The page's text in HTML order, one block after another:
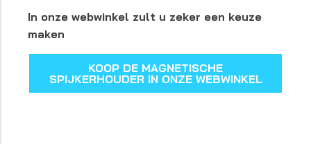
In onze webwinkel zult u zeker een keuze
maken
KOOP DE MAGNETISCHE
SPIJKERHOUDER IN ONZE WEBWINKEL